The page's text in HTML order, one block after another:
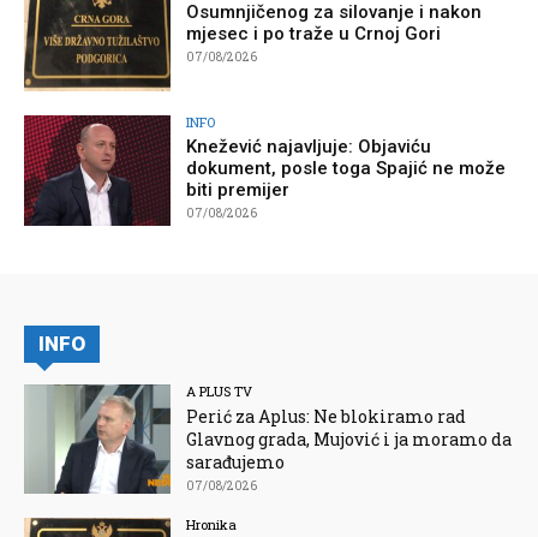
Osumnjičenog za silovanje i nakon
mjesec i po traže u Crnoj Gori
07/08/2026
INFO
Knežević najavljuje: Objaviću
dokument, posle toga Spajić ne može
biti premijer
07/08/2026
INFO
A PLUS TV
Perić za Aplus: Ne blokiramo rad
Glavnog grada, Mujović i ja moramo da
sarađujemo
07/08/2026
Hronika